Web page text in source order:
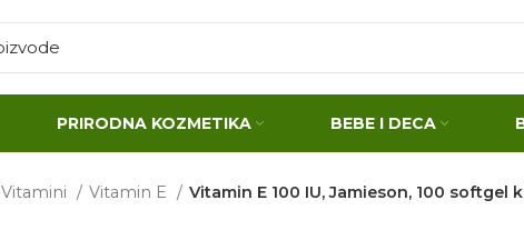
PRIRODNA KOZMETIKA BEBE I DECA
Vitamini Vitamin E Vitamin E 100 IU, Jamieson, 100 softgel